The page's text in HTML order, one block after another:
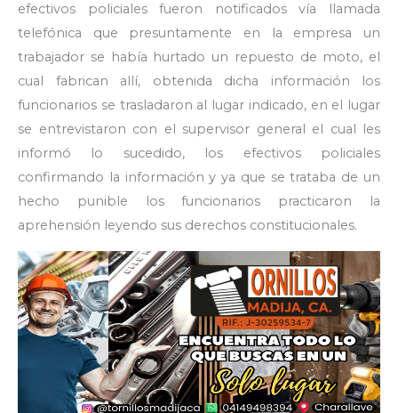
efectivos policiales fueron notificados vía llamada
telefónica que presuntamente en la empresa un
trabajador se había hurtado un repuesto de moto, el
cual fabrican allí, obtenida dicha información los
funcionarios se trasladaron al lugar indicado, en el lugar
se entrevistaron con el supervisor general el cual les
informó lo sucedido, los efectivos policiales
confirmando la información y ya que se trataba de un
hecho punible los funcionarios practicaron la
aprehensión leyendo sus derechos constitucionales.